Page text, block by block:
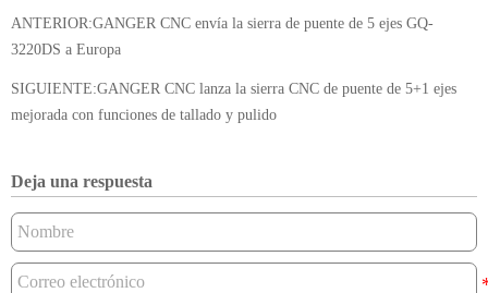
ANTERIOR:GANGER CNC envía la sierra de puente de 5 ejes GQ-
3220DS a Europa
SIGUIENTE:GANGER CNC lanza la sierra CNC de puente de 5+1 ejes
mejorada con funciones de tallado y pulido
Deja una respuesta